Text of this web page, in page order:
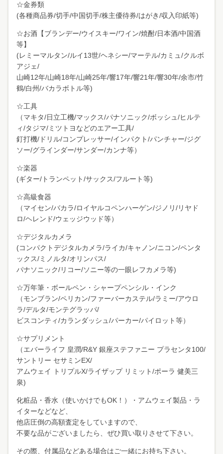
☆金券類
(各種商品券/切手/中国切手/株主優待券/はがき/収入印紙等)
☆お酒【ブランデー/ウイスキー/ワイン/焼酎/日本酒/中国酒
等】
(レミーマルタン/ルイ13世/ヘネシー/マーテル/カミュ/クルボ
アジェ/
山崎12年/山崎18年/山崎25年/響17年/響21年/響30年/余市/竹
鶴/白州/バカラボトル等)
☆工具
（マキタ/日立工機/マックス/パナソニック/ボッシュ/ヒルテ
ィ/タジマ/ミツトヨなどのエアー工具/
釘打機/ドリル/コンプレッサー/インパクト/パンチャー/ジグ
ソー/グラインダー/サンダー/カンナ等）
☆楽器
(ギター/トランペット/サックス/フルート等)
☆高級食器
（マイセン/バカラ/ロイヤルコペンハーゲン/ジノリ/リヤド
ロ/ヘレンド/ウェッジウッド等）
☆デジタルカメラ
(コンパクトデジタルカメラ/ライカ/キャノン/ニコン/ペンタ
ックス/ミノルタ/オリンパス/
パナソニック/リコー/ソニー等の一眼レフカメラ等)
☆万年筆・ボールペン・シャープペンシル・インク
（モンブラン/ペリカン/ファーバーカステル/ラミー/アウロ
ラ/デルタ/モンテグラッパ/
ビスコンティ/カランダッシュ/パーカー/パイロット等）
☆サプリメント
（エバーライフ 皇潤/R&Y 銀座ステファニー プラセンタ100/
サントリー セサミンEX/
アムウェイ トリプルX/ライザップ リミット/ポーラ 健美三
泉)
化粧品・香水（使いかけでもOK！）・アムウェイ製品・ラ
イターなどなど、
他店圧倒の高額査定をしていますので、
不要な品がございましたら、ぜひ買い取りさせて下さい。
その際、付属品などある場合はご一緒にお持ち下さい。